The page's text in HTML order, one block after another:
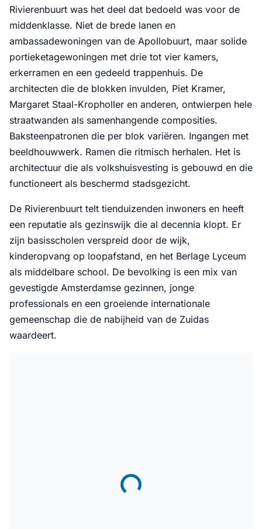
Rivierenbuurt was het deel dat bedoeld was voor de
middenklasse. Niet de brede lanen en
ambassadewoningen van de Apollobuurt, maar solide
portieketagewoningen met drie tot vier kamers,
erkerramen en een gedeeld trappenhuis. De
architecten die de blokken invulden, Piet Kramer,
Margaret Staal-Kropholler en anderen, ontwierpen hele
straatwanden als samenhangende composities.
Baksteenpatronen die per blok variëren. Ingangen met
beeldhouwwerk. Ramen die ritmisch herhalen. Het is
architectuur die als volkshuisvesting is gebouwd en die
functioneert als beschermd stadsgezicht.
De Rivierenbuurt telt tienduizenden inwoners en heeft
een reputatie als gezinswijk die al decennia klopt. Er
zijn basisscholen verspreid door de wijk,
kinderopvang op loopafstand, en het Berlage Lyceum
als middelbare school. De bevolking is een mix van
gevestigde Amsterdamse gezinnen, jonge
professionals en een groeiende internationale
gemeenschap die de nabijheid van de Zuidas
waardeert.